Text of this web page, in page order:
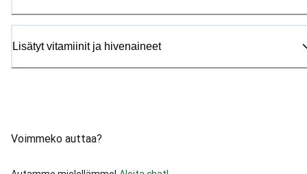
Lisätyt vitamiinit ja hivenaineet
Voimmeko auttaa?